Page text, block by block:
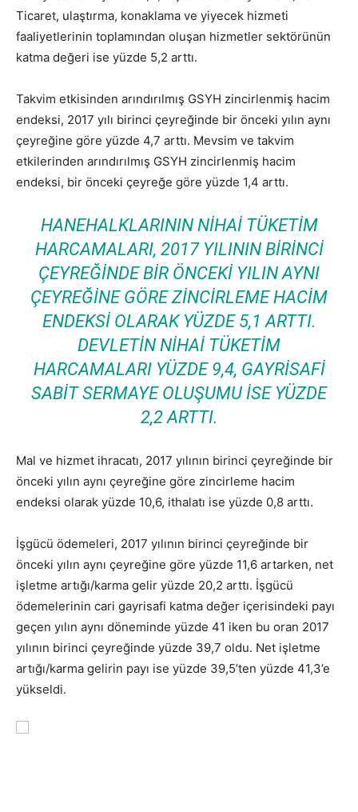
Ticaret, ulaştırma, konaklama ve yiyecek hizmeti
faaliyetlerinin toplamından oluşan hizmetler sektörünün
katma değeri ise yüzde 5,2 arttı.
Takvim etkisinden arındırılmış GSYH zincirlenmiş hacim
endeksi, 2017 yılı birinci çeyreğinde bir önceki yılın aynı
çeyreğine göre yüzde 4,7 arttı. Mevsim ve takvim
etkilerinden arındırılmış GSYH zincirlenmiş hacim
endeksi, bir önceki çeyreğe göre yüzde 1,4 arttı.
HANEHALKLARININ NIHAI TÜKETIM
HARCAMALARI, 2017 YILININ BIRINCI
ÇEYREĞINDE BIR ÖNCEKI YILIN AYNI
ÇEYREĞINE GÖRE ZINCIRLEME HACIM
ENDEKSI OLARAK YÜZDE 5,1 ARTTI.
DEVLETIN NIHAI TÜKETIM
HARCAMALARI YÜZDE 9,4, GAYRISAFI
SABIT SERMAYE OLUŞUMU ISE YÜZDE
2,2 ARTTI.
Mal ve hizmet ihracatı, 2017 yılının birinci çeyreğinde bir
önceki yılın aynı çeyreğine göre zincirleme hacim
endeksi olarak yüzde 10,6, ithalatı ise yüzde 0,8 arttı.
İşgücü ödemeleri, 2017 yılının birinci çeyreğinde bir
önceki yılın aynı çeyreğine göre yüzde 11,6 artarken, net
işletme artığı/karma gelir yüzde 20,2 arttı. İşgücü
ödemelerinin cari gayrisafi katma değer içerisindeki payı
geçen yılın aynı döneminde yüzde 41 iken bu oran 2017
yılının birinci çeyreğinde yüzde 39,7 oldu. Net işletme
artığı/karma gelirin payı ise yüzde 39,5’ten yüzde 41,3’e
yükseldi.